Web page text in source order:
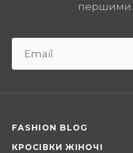
першими.
FASHION BLOG
КРОСІВКИ ЖІНОЧІ